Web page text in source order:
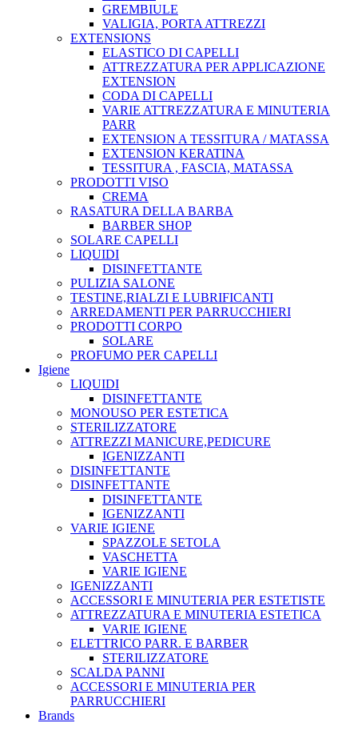
GREMBIULE
VALIGIA, PORTA ATTREZZI
EXTENSIONS
ELASTICO DI CAPELLI
ATTREZZATURA PER APPLICAZIONE
EXTENSION
CODA DI CAPELLI
VARIE ATTREZZATURA E MINUTERIA
PARR
EXTENSION A TESSITURA / MATASSA
EXTENSION KERATINA
TESSITURA , FASCIA, MATASSA
PRODOTTI VISO
CREMA
RASATURA DELLA BARBA
BARBER SHOP
SOLARE CAPELLI
LIQUIDI
DISINFETTANTE
PULIZIA SALONE
TESTINE,RIALZI E LUBRIFICANTI
ARREDAMENTI PER PARRUCCHIERI
PRODOTTI CORPO
SOLARE
PROFUMO PER CAPELLI
Igiene
LIQUIDI
DISINFETTANTE
MONOUSO PER ESTETICA
STERILIZZATORE
ATTREZZI MANICURE,PEDICURE
IGENIZZANTI
DISINFETTANTE
DISINFETTANTE
DISINFETTANTE
IGENIZZANTI
VARIE IGIENE
SPAZZOLE SETOLA
VASCHETTA
VARIE IGIENE
IGENIZZANTI
ACCESSORI E MINUTERIA PER ESTETISTE
ATTREZZATURA E MINUTERIA ESTETICA
VARIE IGIENE
ELETTRICO PARR. E BARBER
STERILIZZATORE
SCALDA PANNI
ACCESSORI E MINUTERIA PER
PARRUCCHIERI
Brands